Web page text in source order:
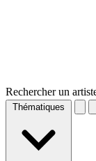
Rechercher un
Thématiques